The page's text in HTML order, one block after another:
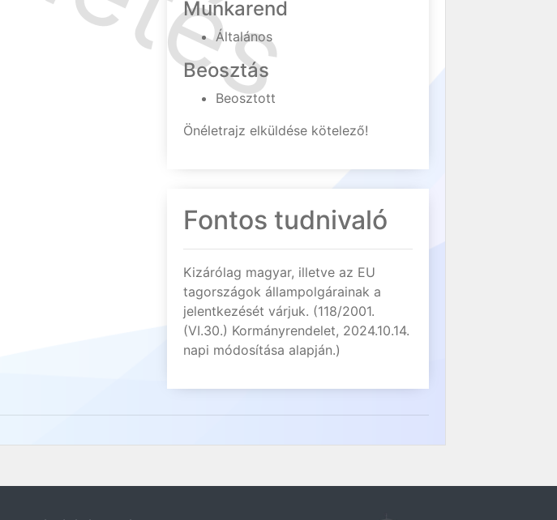
Munkarend
Általános
Beosztás
Beosztott
Önéletrajz elküldése kötelező!
Fontos tudnivaló
Kizárólag magyar, illetve az EU
tagországok állampolgárainak a
jelentkezését várjuk. (118/2001.
(VI.30.) Kormányrendelet, 2024.10.14.
napi módosítása alapján.)